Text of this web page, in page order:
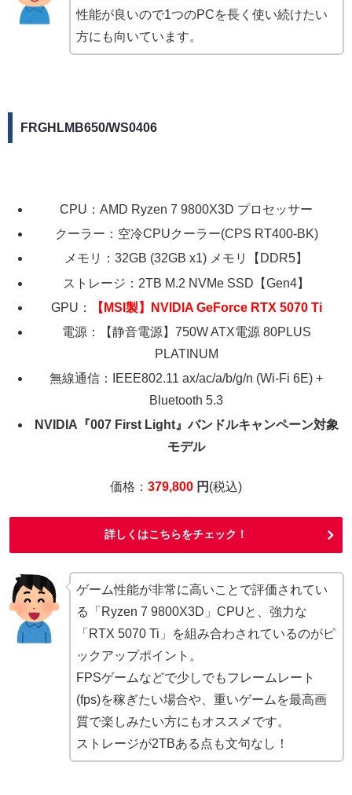
性能が良いので1つのPCを長く使い続けたい
方にも向いています。
FRGHLMB650/WS0406
CPU：AMD Ryzen 7 9800X3D プロセッサー
クーラー：空冷CPUクーラー(CPS RT400-BK)
メモリ：32GB (32GB x1) メモリ【DDR5】
ストレージ：2TB M.2 NVMe SSD【Gen4】
GPU：
【MSI製】NVIDIA GeForce RTX 5070 Ti
電源：【静音電源】750W ATX電源 80PLUS
PLATINUM
無線通信：IEEE802.11 ax/ac/a/b/g/n (Wi-Fi 6E) +
Bluetooth 5.3
NVIDIA『007 First Light』バンドルキャンペーン対象
モデル
価格： 379,800 円 (税込)
詳しくはこちらをチェック！
ゲーム性能が非常に高いことで評価されてい
る「Ryzen 7 9800X3D」CPUと、強力な
「RTX 5070 Ti」を組み合わされているのがピ
ックアップポイント。
FPSゲームなどで少しでもフレームレート
(fps)を稼ぎたい場合や、重いゲームを最高画
質で楽しみたい方にもオススメです。
ストレージが2TBある点も文句なし！